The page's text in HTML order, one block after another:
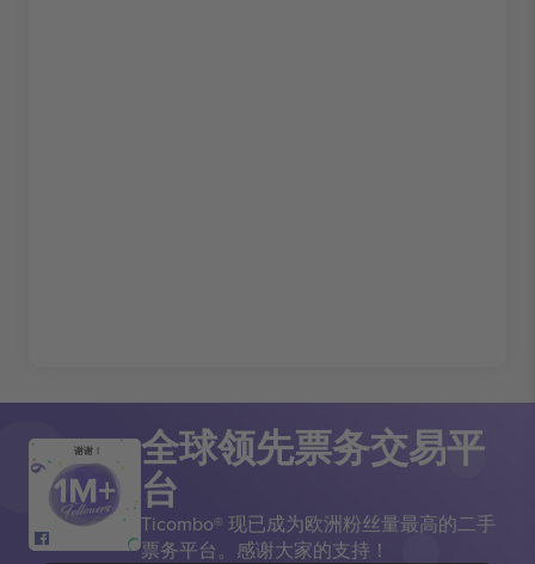
谢谢！ 全球领先票务交易平
台
Ticombo® 现已成为欧洲粉丝量最高的二手
票务平台。感谢大家的支持！